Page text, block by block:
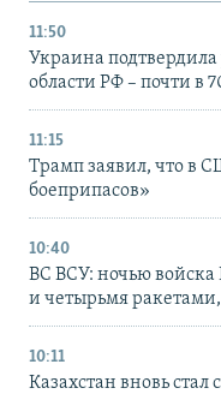
11:50
Украина
области РФ – почти в
11:15
Трамп заявил, что в
боеприпасов»
10:40
ВС ВСУ: ночью
и четырьмя
10:11
Казахстан вновь